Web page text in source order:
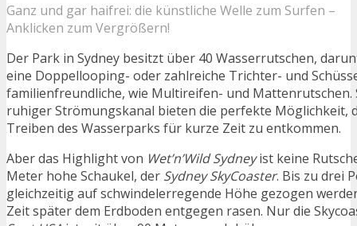
Ganz und gar haifrei: die künstliche Welle zum Surfen –
Anklicken zum Vergrößern!
Der Park in Sydney besitzt über 40 Wasserrutschen,
eine Doppellooping- oder zahlreiche Trichter- und
familienfreundliche, wie Multireifen- und Mattenrutschen.
ruhiger Strömungskanal bieten die perfekte Möglichkeit,
Treiben des Wasserparks für kurze Zeit zu entkommen.
Aber das Highlight von Wet’n’Wild Sydneyist keine
Meter hohe Schaukel, der Sydney SkyCoaster. Bis zu drei
gleichzeitig auf schwindelerregende Höhe gezogen
Zeit später dem Erdboden entgegen rasen. Nur die